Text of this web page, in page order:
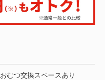
おむつ交換スペースあり